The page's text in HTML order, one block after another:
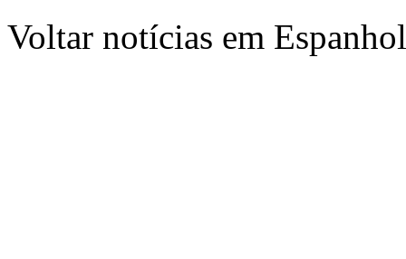
Voltar notícias em Espanhol